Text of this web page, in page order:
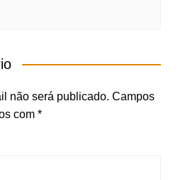
não será publicado. Campos
com *